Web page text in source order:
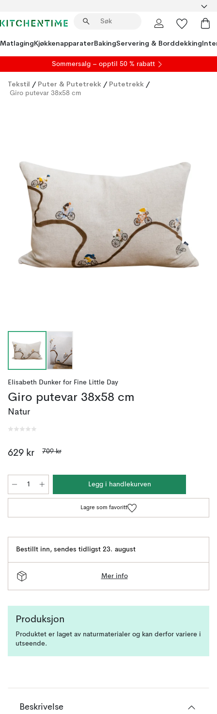
MatlagingKjøkkenapparaterBakingServering & Borddekking
Sommersalg – opptil 50 % rabatt
Tekstil / Puter & Putetrekk / Putetrekk /
Giro putevar 38x58 cm
Elisabeth Dunker for Fine Little Day
Giro putevar 38x58 cm
Natur
629 kr 709 kr
Legg i handlekurven
Lagre som favoritt
Bestillt inn, sendes tidligst 23. august
Mer info
Produksjon
Produktet er laget av naturmaterialer og kan derfor variere i
utseende.
Beskrivelse